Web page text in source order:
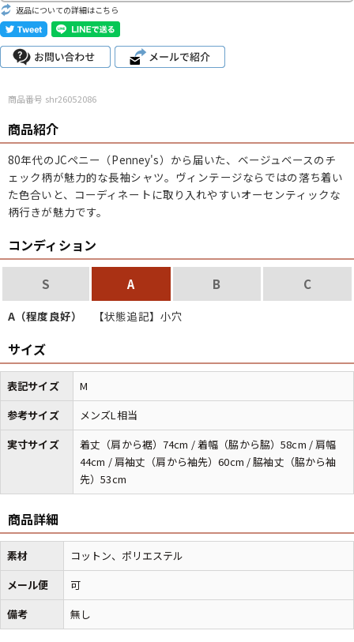
Search by Sizeサイズから探す（メンズ）
スウェット
長袖シャツ XS S M L XL
半袖シャツ XS S M L XL
パンツ
W30以下 W31,W32 W33,W34
Search by Maniacマニアックから探す
バンド
Tシャツ
USA製
ボロ ミリタリー
Search by Period
90年代 80年代 70年代
返品についての詳細はこちら
商品番号 shr26052086
商品紹介
80年代のJCペニー（Penney's） から届いた、ベージュベースのチ
ェック柄が魅力的な長袖シャツ。ヴィンテージならではの落ち着い
た色合いと、コーディネートに取り入れやすいオーセンティックな
柄行きが魅力です。
コンディション
S A B C
A（程度良好） 【状態追記】小穴
サイズ
表記サイズ
M
参考サイズ
メンズL相当
実寸サイズ
着丈（肩から裾）74cm / 着幅（脇から脇）58cm / 肩幅
44cm / 肩袖丈（肩から袖先）60cm / 脇袖丈（脇から袖
先）53cm
商品詳細
素材
コットン、ポリエステル
メール便
可
備考
無し